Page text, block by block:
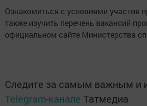
Ознакомиться с условиями участия
также изучить перечень вакансий
официальном сайте Министерства
Следите за самым важным и
Telegram-канале Татмедиа